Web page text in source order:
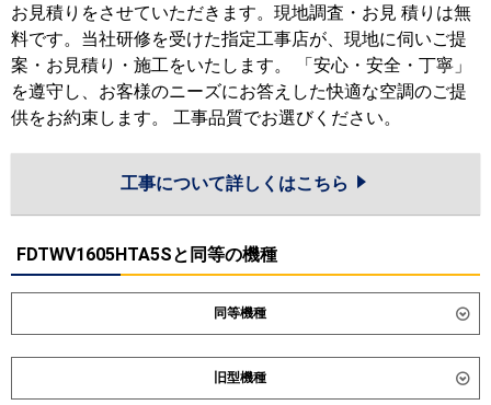
お見積りをさせていただきます。現地調査・お見 積りは無
料です。当社研修を受けた指定工事店が、現地に伺いご提
案・お見積り・施工をいたします。 「安心・安全・丁寧」
を遵守し、お客様のニーズにお答えした快適な空調のご提
供をお約束します。 工事品質でお選びください。
工事について詳しくはこちら
FDTWV1605HTA5Sと同等の機種
同等機種
ダイキン SZRG160CM SZRG160CNM
SDRG160BBM
旧型機種